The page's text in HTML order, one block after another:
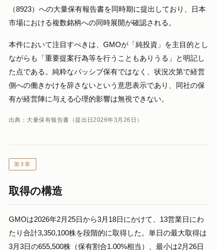
（8923）への大量保有報告書を同時期に提出しており、日本
市場における複数銘柄への同時展開が確認される。
本件において注目すべきは、GMOが「純投資」を主目的とし
ながらも「重要提案行為等を行うこともありうる」と明記し
た点である。純粋なパッシブ保有ではなく、状況次第で経営
側への働きかけを辞さないという意思表示であり、同社の保
有が経営陣に与える心理的影響は無視できない。
出典：大量保有報告書（提出日2026年3月26日）
第3章
取得の構造
GMOは2026年2月25日から3月18日にかけて、13営業日にわ
たり合計3,350,100株を段階的に取得した。単日の最大取得は
3月3日の655,500株（保有割合1.00%相当）、最小は2月26日